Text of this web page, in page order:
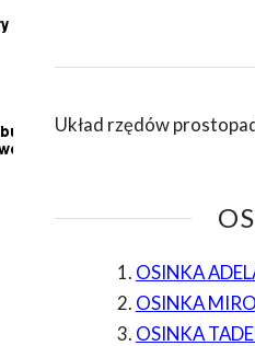
Układ rzędów
OSINKA
OSINKA
OSINKA